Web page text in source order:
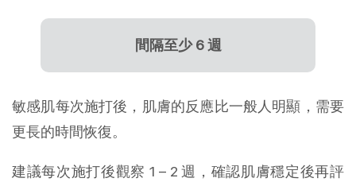
間隔至少 6 週
敏感肌每次施打後，肌膚的反應比一般人明顯，需要
更長的時間恢復。
建議每次施打後觀察 1 – 2 週，確認肌膚穩定後再評